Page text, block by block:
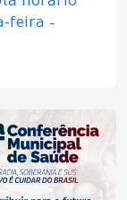
feira –